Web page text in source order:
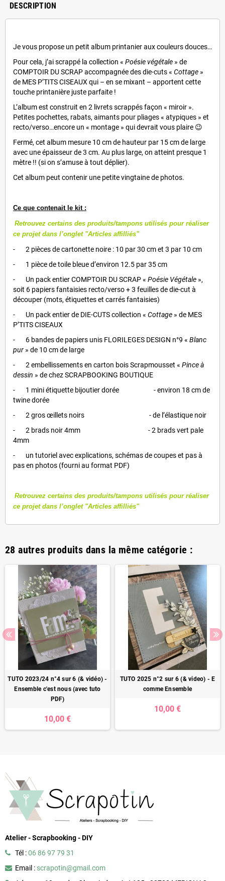
DESCRIPTION
Je vous propose un petit album printanier aux couleurs douces…
Pour cela, j’ai scrappé la collection « Poésie végétale » de
COMPTOIR DU SCRAP accompagnée des die-cuts « Cottage »
de MES P’TITS CISEAUX qui – en se mixant – apportent cette
touche printanière juste parfaite !
L’album est construit en 2 livrets scrappés façon « miroir ».
Petites pochettes, rabats, aimants pour pliages « atypiques » et
recto/verso…encore un « montage » qui devrait vous plaire 😉
Fermé, cet album mesure 10 cm de hauteur par 15 cm de large
avec une épaisseur de 3 cm. Au plus large, on atteint presque 1
mètre !! (si on s’amuse à tout déplier).
Cet album peut contenir une petite vingtaine de photos.
Ce que contenait le kit:
Retrouvez certains des produits/tampons utilisés pour réaliser
ce projet dans l’onglet "Articles affilliés"
- 2 pièces de cartonette noire : 10 par 30 cm et 3 par 10 cm
- 1 pièce de toile bleue d’environ 12.5 par 35 cm
- Un pack entier COMPTOIR DU SCRAP « Poésie Végétale »,
soit 6 papiers fantaisies recto/verso + 3 feuilles de die-cut à
découper (mots, étiquettes et carrés fantaisies)
- Un pack entier de DIE-CUTS collection « Cottage » de MES
P’TITS CISEAUX
- 6 bandes de papiers unis FLORILEGES DESIGN n°9 « Blanc
pur » de 10 cm de large
- 2 embellissements en carton bois Scrapmousset « Pince à
dessin » de chez SCRAPBOOKING BOUTIQUE
- 1 mini étiquette bijoutier dorée - environ 18 cm de
twine dorée
- 2 gros œillets noirs - de l’élastique noir
- 2 brads noir 4mm - 2 brads vert pale
4mm
- un tutoriel avec explications, schémas de coupes et pas à
pas en photos (fourni au format PDF)
Retrouvez certains des produits/tampons utilisés pour réaliser
ce projet dans l’onglet "Articles affilliés"
28 autres produits dans la même catégorie :
TUTO 2023/24 n°4 sur 6 (& vidéo) -
Ensemble c'est nous (avec tuto
PDF)
10,00 €
TUTO 2025 n°2 sur 6 (& video) - E
comme Ensemble
10,00 €
Atelier - Scrapbooking - DIY
Tél :06 86 97 79 31
Email : scrapotin@gmail.com